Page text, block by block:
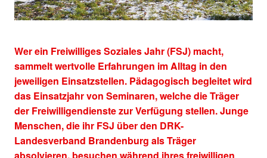
Wer ein Freiwilliges Soziales Jahr (FSJ) macht,
sammelt wertvolle Erfahrungen im Alltag in den
jeweiligen Einsatzstellen. Pädagogisch begleitet wird
das Einsatzjahr von Seminaren, welche die Träger
der Freiwilligendienste zur Verfügung stellen. Junge
Menschen, die ihr FSJ über den DRK-
Landesverband Brandenburg als Träger